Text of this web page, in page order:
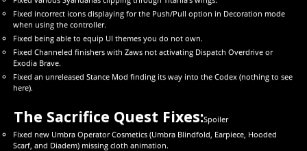
Fixed incorrect icons displaying for the Push/Pull option in Decoration mode
when using the controller.
Fixed being able to equip UI themes you do not own.
Fixed Channeled finishers with Zaws not activating Dispatch Overdrive or
Exodia Brave.
Fixed an unreleased Stance Mod finding its way into the Codex (nothing to see
here).
The Sacrifice Quest Fixes:Spoiler
Fixed new Umbra Operator Cosmetics (Umbra Blindfold, Earpiece, Hooded
Scarf, and Diadem) missing cloth animation.